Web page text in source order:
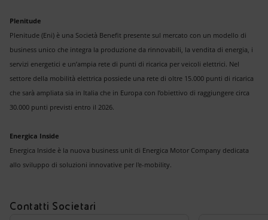
Plenitude
Plenitude (Eni) è una Società Benefit presente sul mercato con un modello di
business unico che integra la produzione da rinnovabili, la vendita di energia, i
servizi energetici e un’ampia rete di punti di ricarica per veicoli elettrici. Nel
settore della mobilità elettrica possiede una rete di oltre 15.000 punti di ricarica
che sarà ampliata sia in Italia che in Europa con l’obiettivo di raggiungere circa
30.000 punti previsti entro il 2026.
Energica Inside
Energica Inside è la nuova business unit di Energica Motor Company dedicata
allo sviluppo di soluzioni innovative per l'e-mobility.
Contatti Societari